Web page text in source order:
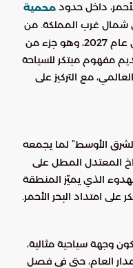
داخل حدود محمية
شمال غرب المملكة. من
المتوقع أن يكتمل هذا المشروع بحلول عام 2027، وهو جزء من
مفهوم مبتكر للسياحة
مع التركيز على
الأوسط” لما يجمعه
المعتدل المطل على
الذي يميّز المنطقة
على امتداد البحر الأحمر.
وجهة سياحية مثالية،
العام، حتى في فصل